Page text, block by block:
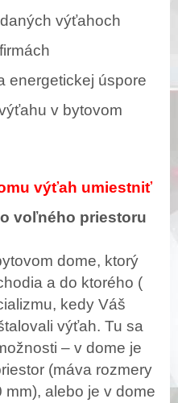
výťahoch
energetickej úspore
v bytovom
výťah umiestniť
voľného priestoru
dome, ktorý
a do ktorého (
kedy Váš
výťah. Tu sa
– v dome je
(máva rozmery
alebo je v dome